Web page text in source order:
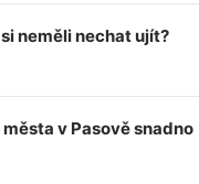
neměli nechat ujít?
v Pasově snadno